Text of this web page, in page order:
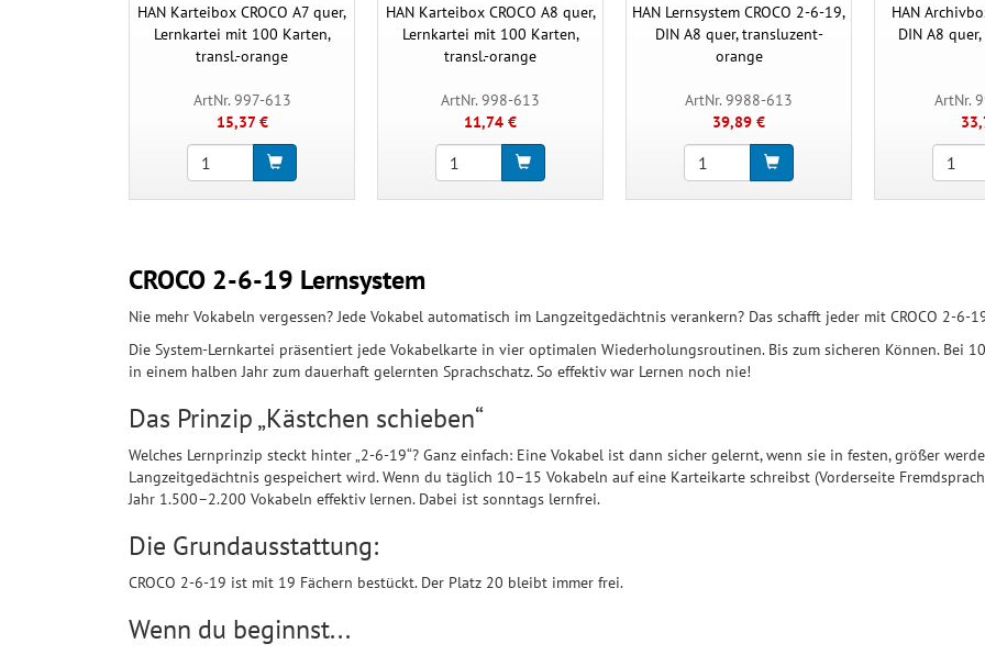
HAN Karteibox CROCO A7 quer,
Lernkartei mit 100 Karten,
transl.-orange
ArtNr. 997-613
15,37 €
HAN Karteibox CROCO A8 quer,
Lernkartei mit 100 Karten,
transl.-orange
ArtNr. 998-613
11,74 €
HAN Lernsystem CROCO 2-6-19,
DIN A8 quer, transluzent-
orange
ArtNr. 9988-613
39,89 €
HAN
DIN A8
ArtNr.
CROCO 2-6-19 Lernsystem
Nie mehr Vokabeln vergessen? Jede Vokabel automatisch im Langzeitgedächtnis verankern? Das schafft jeder mit CROCO 2-6-
Die System-Lernkartei präsentiert jede Vokabelkarte in vier optimalen Wiederholungsroutinen. Bis zum sicheren Können. Bei
in einem halben Jahr zum dauerhaft gelernten Sprachschatz. So effektiv war Lernen noch nie!
Das Prinzip „Kästchen schieben“
Welches Lernprinzip steckt hinter „2-6-19“? Ganz einfach: Eine Vokabel ist dann sicher gelernt, wenn sie in festen, größer
Langzeitgedächtnis gespeichert wird. Wenn du täglich 10–15 Vokabeln auf eine Karteikarte schreibst (Vorderseite
Jahr 1.500–2.200 Vokabeln effektiv lernen. Dabei ist sonntags lernfrei.
Die Grundausstattung:
CROCO 2-6-19 ist mit 19 Fächern bestückt. Der Platz 20 bleibt immer frei.
Wenn du beginnst...